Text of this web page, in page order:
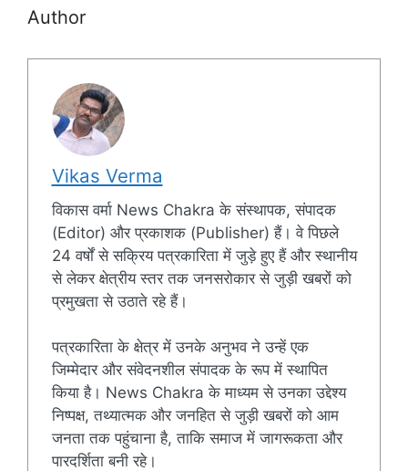
Author
Vikas Verma
विकास वर्मा News Chakra के संस्थापक, संपादक
(Editor) और प्रकाशक (Publisher) हैं। वे पिछले
24 वर्षों से सक्रिय पत्रकारिता में जुड़े हुए हैं और स्थानीय
से लेकर क्षेत्रीय स्तर तक जनसरोकार से जुड़ी खबरों को
प्रमुखता से उठाते रहे हैं।
पत्रकारिता के क्षेत्र में उनके अनुभव ने उन्हें एक
जिम्मेदार और संवेदनशील संपादक के रूप में स्थापित
किया है। News Chakra के माध्यम से उनका उद्देश्य
निष्पक्ष, तथ्यात्मक और जनहित से जुड़ी खबरों को आम
जनता तक पहुंचाना है, ताकि समाज में जागरूकता और
पारदर्शिता बनी रहे।